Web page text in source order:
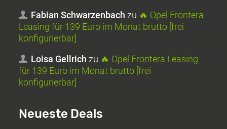
Fabian Schwarzenbach zu 🔥 Opel Frontera
Leasing für 139 Euro im Monat brutto [frei
konfigurierbar]
Loisa Gellrich zu 🔥 Opel Frontera Leasing
für 139 Euro im Monat brutto [frei
konfigurierbar]
Neueste Deals